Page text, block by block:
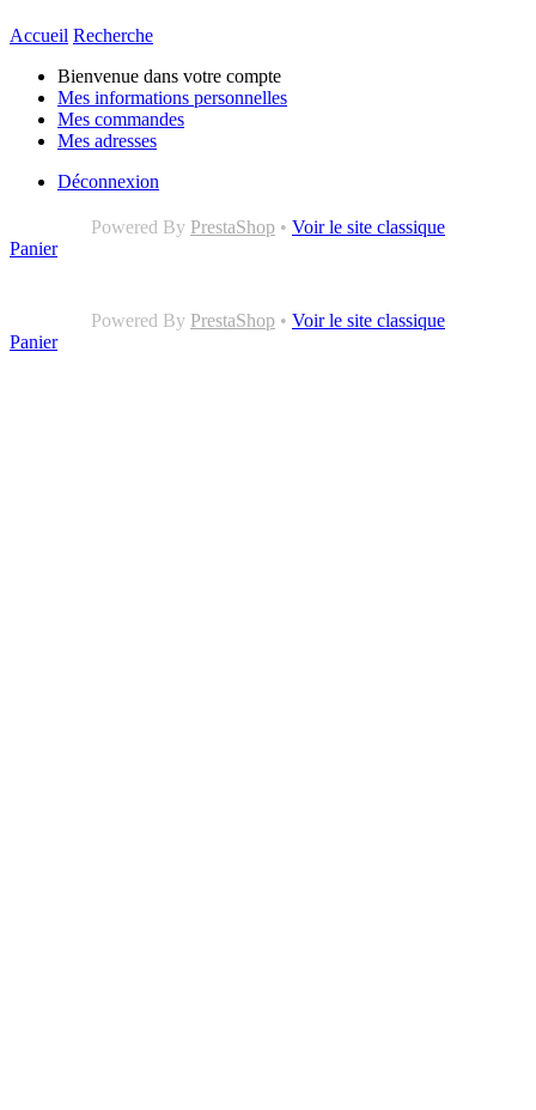
Accueil Recherche
Bienvenue dans votre compte
Mes informations personnelles
Mes commandes
Mes adresses
Déconnexion
Powered By PrestaShop • Voir le site classique
Panier
Powered By PrestaShop • Voir le site classique
Panier